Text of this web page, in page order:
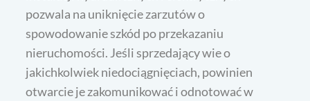
pozwala na uniknięcie zarzutów o
spowodowanie szkód po przekazaniu
nieruchomości. Jeśli sprzedający wie o
jakichkolwiek niedociągnięciach, powinien
otwarcie je zakomunikować i odnotować w